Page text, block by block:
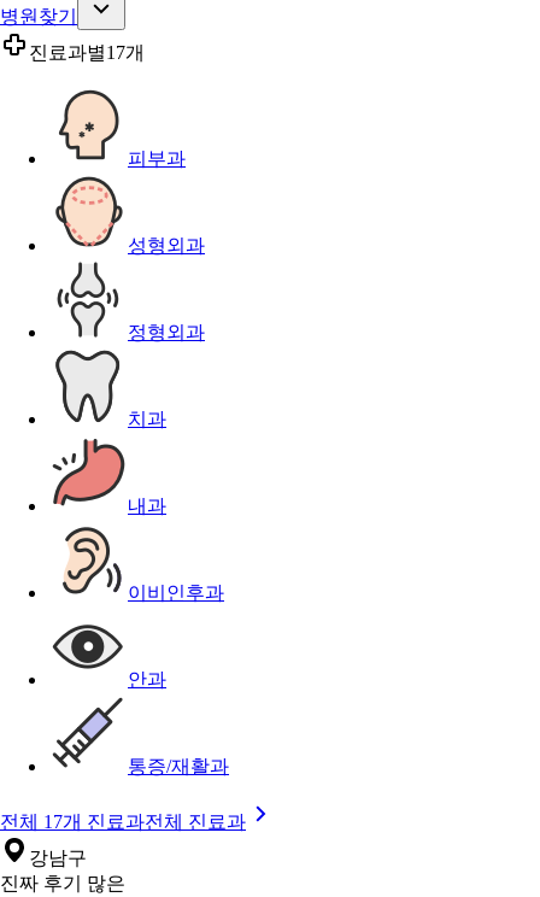
병원찾기
진료과별17개
피부과
성형외과
정형외과
치과
내과
이비인후과
안과
통증/재활과
전체 17개 진료과전체 진료과
강남구
진짜 후기 많은